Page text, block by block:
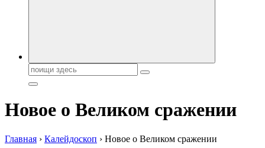
Поиск:
Новое о Великом сражении
Главная › Калейдоскоп › Новое о Великом сражении